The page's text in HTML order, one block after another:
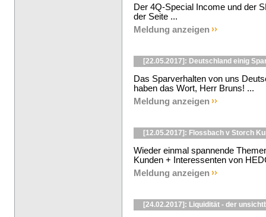
Der 4Q-Special Income und der
der Seite ...
Meldung anzeigen
[22.05.2017]: Deutschland einig
Das Sparverhalten von uns
haben das Wort, Herr Bruns! ...
Meldung anzeigen
[12.05.2017]: Flossbach v Storch
Wieder einmal spannende
Kunden + Interessenten von
Meldung anzeigen
[24.02.2017]: Liquidität - der